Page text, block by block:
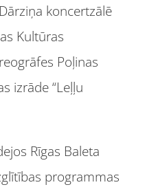
koncertzālē
Kultūras
Poļinas
izrāde “Leļļu
Rīgas Baleta
programmas